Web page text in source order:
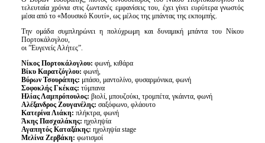
τελευταία χρόνια στις ζωντανές εμφανίσεις του, έχει γίνει ευρύτερα γνωστός
μέσα από το «Μουσικό Κουτί», ως μέλος της μπάντας της εκπομπής.
Την ομάδα συμπληρώνει η πολύχρωμη και δυναμική μπάντα του Νίκου
Πορτοκάλογλου,
οι ”Ευγενείς Αλήτες”.
Nίκος Πορτοκάλογλου: φωνή, κιθάρα
Βίκυ Καρατζόγλου: φωνή,
Βύρων Τσουράπης: μπάσο, μαντολίνο, φυσαρμόνικα, φωνή
Σοφοκλής Γκέκας: τύμπανα
Ηλίας Λαμπρόπουλος: βιολί, μπουζούκι, τρομπέτα, γκάιντα, φωνή
Αλέξανδρος Ζουγανέλης: σαξόφωνο, φλάουτο
Κατερίνα Λιάκη: πλήκτρα, φωνή
Άκης Πασχαλάκης: ηχοληψία
Αγαπητός Καταξάκης: ηχοληψία stage
Μελίνα Ζερβάκη: φωτισμοί